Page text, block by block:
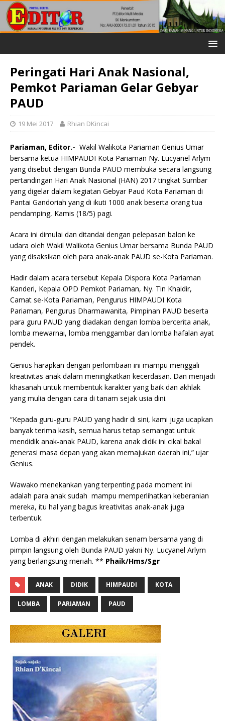
Peringati Hari Anak Nasional,
Pemkot Pariaman Gelar Gebyar
PAUD
19 Mei 2017 Rhian DKincai
Pariaman, Editor.- Wakil Walikota Pariaman Genius Umar
bersama ketua HIMPAUDI Kota Pariaman Ny. Lucyanel Arlym
yang disebut dengan Bunda PAUD membuka secara langsung
pertandingan Hari Anak Nasional (HAN) 2017 tingkat Sumbar
yang digelar dalam kegiatan Gebyar Paud Kota Pariaman di
Pantai Gandoriah yang di ikuti 1000 anak beserta orang tua
pendamping, Kamis (18/5) pagi.
Acara ini dimulai dan ditandai dengan pelepasan balon ke
udara oleh Wakil Walikota Genius Umar bersama Bunda PAUD
yang disaksikan oleh para anak-anak PAUD se-Kota Pariaman.
Hadir dalam acara tersebut Kepala Dispora Kota Pariaman
Kanderi, Kepala OPD Pemkot Pariaman, Ny. Tin Khaidir,
Camat se-Kota Pariaman, Pengurus HIMPAUDI Kota
Pariaman, Pengurus Dharmawanita, Pimpinan PAUD beserta
para guru PAUD yang diadakan dengan lomba bercerita anak,
lomba mewarnai, lomba menggambar dan lomba hafalan ayat
pendek.
Genius harapkan dengan perlombaan ini mampu menggali
kreativitas anak dalam meningkatkan kecerdasan. Dan menjadi
khasanah untuk membentuk karakter yang baik dan akhlak
yang mulia dengan cara di tanam sejak usia dini.
“Kepada guru-guru PAUD yang hadir di sini, kami juga ucapkan
banyak terima kasih, semua harus tetap semangat untuk
mendidik anak-anak PAUD, karena anak didik ini cikal bakal
generasi masa depan yang akan memajukan daerah ini,” ujar
Genius.
Wawako menekankan yang terpenting pada moment ini
adalah para anak sudah mampu memperlihatkan keberanian
mereka, itu hal yang bagus kreativitas anak-anak juga
terbentuk.
Lomba di akhiri dengan melakukan senam bersama yang di
pimpin langsung oleh Bunda PAUD yakni Ny. Lucyanel Arlym
yang berlangsung meriah. ** Phaik/Hms/Sgr
ANAK DIDIK HIMPAUDI KOTA
LOMBA PARIAMAN PAUD